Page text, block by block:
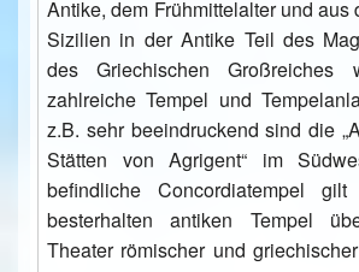
Antike, dem Frühmittelalter und aus
Sizilien in der Antike Teil des
des Griechischen Großreiches
zahlreiche Tempel und
z.B. sehr beeindruckend sind die
Stätten von Agrigent“ im
befindliche Concordiatempel
besterhalten antiken Tempel
Theater römischer und